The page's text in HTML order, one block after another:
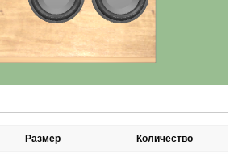
Размер Количество